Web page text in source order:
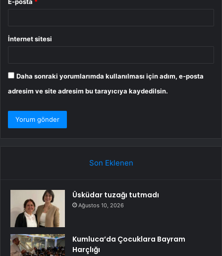
İnternet sitesi
Daha sonraki yorumlarımda kullanılması için adım, e-posta
adresim ve site adresim bu tarayıcıya kaydedilsin.
Son Eklenen
Üsküdar tuzağı tutmadı
Ağustos 10, 2026
Kumluca’da Çocuklara Bayram
Harçlığı